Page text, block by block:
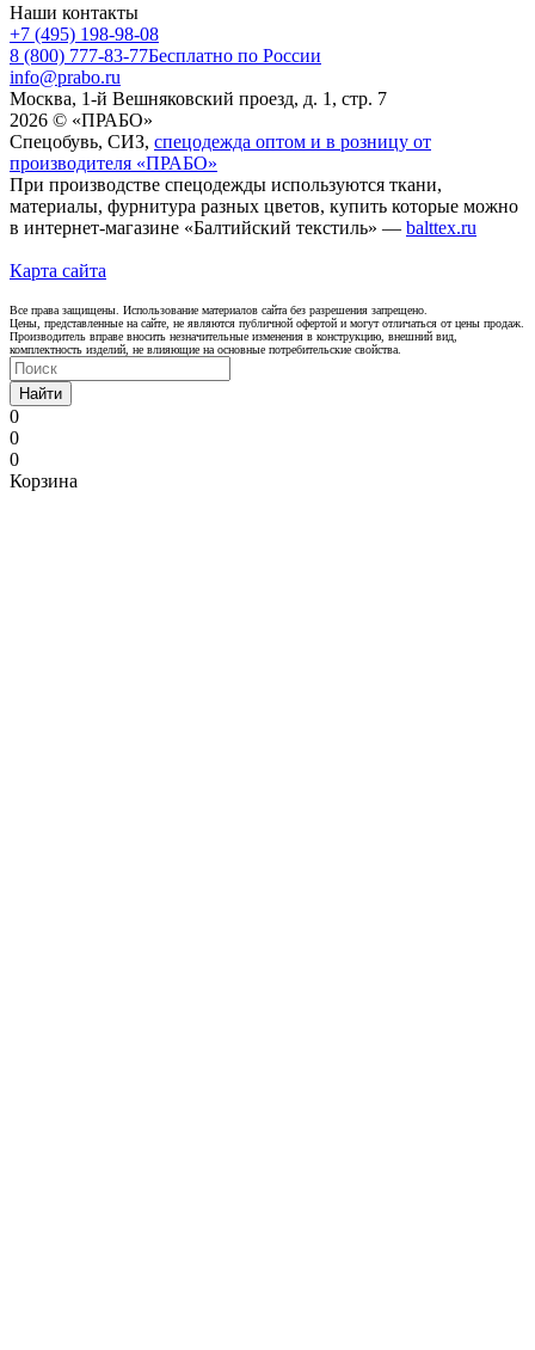
Наши контакты
+7 (495) 198-98-08
8 (800) 777-83-77Бесплатно по России
info@prabo.ru
Москва, 1-й Вешняковский проезд, д. 1, стр. 7
2026 © «ПРАБО»
Спецобувь, СИЗ, спецодежда оптом и в розницу от
производителя «ПРАБО»
При производстве спецодежды используются ткани,
материалы, фурнитура разных цветов, купить которые можно
в интернет-магазине «Балтийский текстиль» — balttex.ru
Карта сайта
Все права защищены. Использование материалов сайта без разрешения запрещено.
Цены, представленные на сайте, не являются публичной офертой и могут отличаться от цены продаж.
Производитель вправе вносить незначительные изменения в конструкцию, внешний вид,
комплектность изделий, не влияющие на основные потребительские свойства.
Найти
0
0
0
Корзина